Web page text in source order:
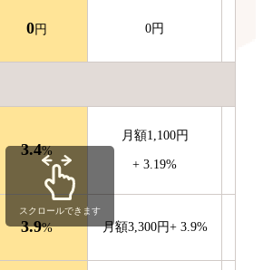
0円 0円
3.4%
月額1,100円
+3.19%
3.9% 月額3,300円+ 3.9%
スクロールできます